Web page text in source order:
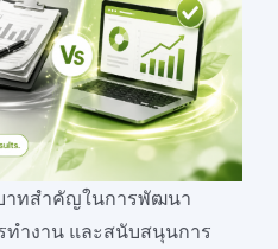
าทสำคัญในการพัฒนา
ำงาน และสนับสนุนการ